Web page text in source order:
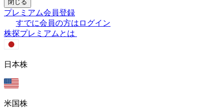
閉じる
プレミアム会員登録
すでに会員の方はログイン
株探プレミアムとは
日本株
米国株